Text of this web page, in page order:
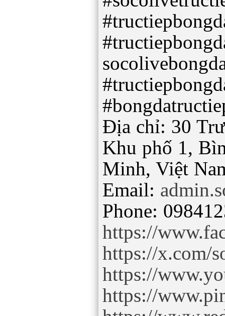
Địa chỉ: 30
Khu phố 1,
Minh, Việt
Email:
https://
https://x.com/
https://
https://